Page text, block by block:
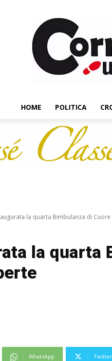
HOME POLITICA
la quarta Bimbulanza di
la quarta
WhatsApp Twitter